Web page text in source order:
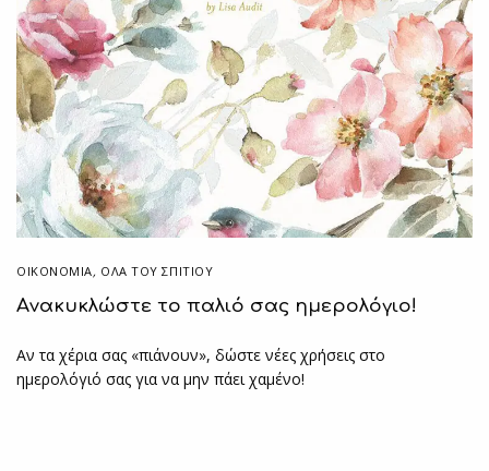
ΟΙΚΟΝΟΜΙΑ, ΌΛΑ ΤΟΥ ΣΠΙΤΙΟΥ
Aνακυκλώστε το παλιό σας ημερολόγιο!
Αν τα χέρια σας «πιάνουν», δώστε νέες χρήσεις στο
ημερολόγιό σας για να μην πάει χαμένο!